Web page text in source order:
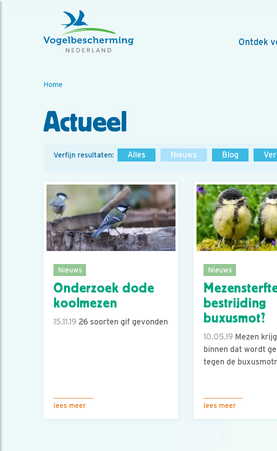
Ontdek
Home
Actueel
Verfijn resultaten: Alles Nieuws Blog
Nieuws
Onderzoek dode
koolmezen
15.11.19 26 soorten gif gevonden
lees meer
Nieuws
bestrijding
buxusmot?
10.05.19 Mezen
binnen dat wordt
tegen de
lees meer